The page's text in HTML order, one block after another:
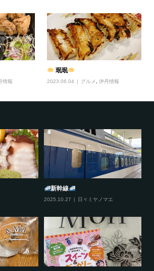
情報
珉珉
2023.06.04 グルメ ,伊丹情報
新幹線
2025.10.27 日々ミヤノマエ